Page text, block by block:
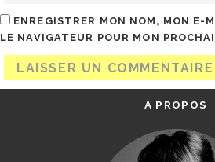
ENREGISTRER MON NOM, MON E-
LE NAVIGATEUR POUR MON
A PROPOS